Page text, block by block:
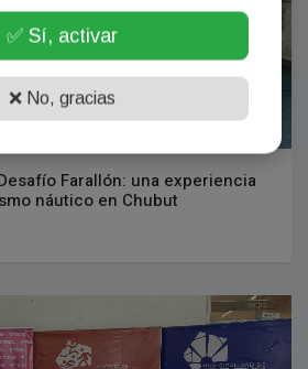
Farallón: una experiencia
náutico en Chubut
✅ Sí, activar
❌ No, gracias